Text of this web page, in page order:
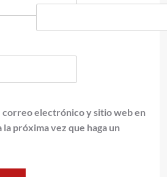
correo electrónico y sitio web en
próxima vez que haga un